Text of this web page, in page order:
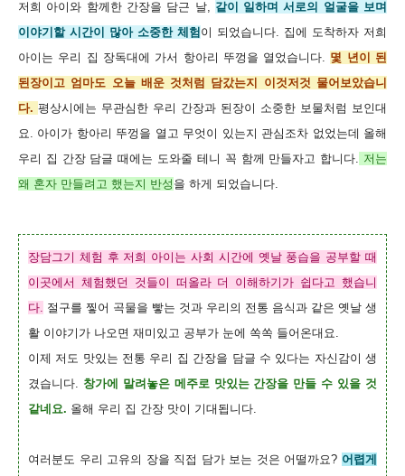
저희 아이와 함께한 간장을 담근 날, 같이 일하며 서로의 얼굴을 보며
이야기할 시간이 많아 소중한 체험 이 되었습니다. 집에 도착하자 저희
아이는 우리 집 장독대에 가서 항아리 뚜껑을 열었습니다. 몇 년이 된
된장이고 엄마도 오늘 배운 것처럼 담갔는지 이것저것 물어보았습니
다. 평상시에는 무관심한 우리 간장과 된장이 소중한 보물처럼 보인대
요. 아이가 항아리 뚜껑을 열고 무엇이 있는지 관심조차 없었는데 올해
우리 집 간장 담글 때에는 도와줄 테니 꼭 함께 만들자고 합니다.
저는
왜 혼자 만들려고 했는지 반성 을 하게 되었습니다.
장담그기 체험 후 저희 아이는 사회 시간에 옛날 풍습을 공부할 때
이곳에서 체험했던 것들이 떠올라 더 이해하기가 쉽다고 했습니
다. 절구를 찧어 곡물을 빻는 것과 우리의 전통 음식과 같은 옛날 생
활 이야기가 나오면 재미있고 공부가 눈에 쏙쏙 들어온대요.
이제 저도 맛있는 전통 우리 집 간장을 담글 수 있다는 자신감이 생
겼습니다. 창가에 말려놓은 메주로 맛있는 간장을 만들 수 있을 것
같네요. 올해 우리 집 간장 맛이 기대됩니다.
여러분도 우리 고유의 장을 직접 담가 보는 것은 어떨까요? 어렵게